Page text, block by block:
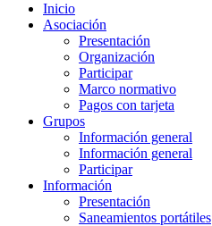
Inicio
Asociación
Presentación
Organización
Participar
Marco normativo
Pagos con tarjeta
Grupos
Información general
Información general
Participar
Información
Presentación
Saneamientos portátiles